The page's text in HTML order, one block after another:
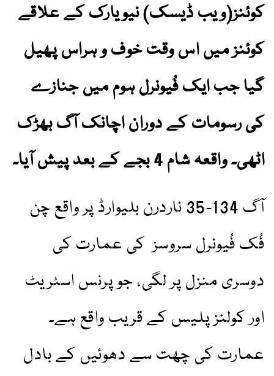
کوئنز(ویب ڈیسک) نیویارک کے علاقے
کوئنز میں اس وقت خوف و ہراس پھیل
گیا جب ایک فُیونرل ہوم میں جنازے
کی رسومات کے دوران اچانک آگ بھڑک
اٹھی۔ واقعہ شام 4 بجے کے بعد پیش آیا۔
آگ 134-35 ناردرن بلیوارڈ پر واقع چن
فُک فُیونرل سروسز کی عمارت کی
دوسری منزل پر لگی، جو پرنس اسٹریٹ
اور کولنز پلیس کے قریب واقع ہے۔
عمارت کی چھت سے دھوئیں کے بادل